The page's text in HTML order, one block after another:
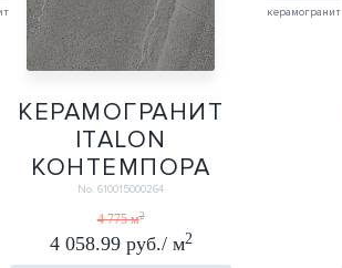
КЕРАМОГРАНИТ
ITALON
КОНТЕМПОРА
КАРБОН 60Х60
ШЛИФ.
60Х60
No. 610015000264
4 775 м2
4 058.99 руб./ м2
керамогранит